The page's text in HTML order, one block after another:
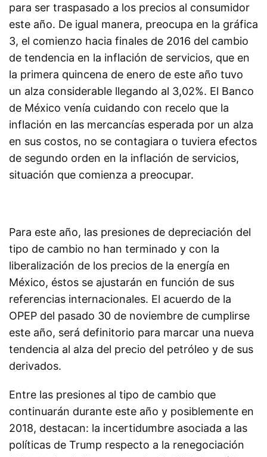
para ser traspasado a los precios al consumidor
este año. De igual manera, preocupa en la gráfica
3, el comienzo hacia finales de 2016 del cambio
de tendencia en la inflación de servicios, que en
la primera quincena de enero de este año tuvo
un alza considerable llegando al 3,02%. El Banco
de México venía cuidando con recelo que la
inflación en las mercancías esperada por un alza
en sus costos, no se contagiara o tuviera efectos
de segundo orden en la inflación de servicios,
situación que comienza a preocupar.
Para este año, las presiones de depreciación del
tipo de cambio no han terminado y con la
liberalización de los precios de la energía en
México, éstos se ajustarán en función de sus
referencias internacionales. El acuerdo de la
OPEP del pasado 30 de noviembre de cumplirse
este año, será definitorio para marcar una nueva
tendencia al alza del precio del petróleo y de sus
derivados.
Entre las presiones al tipo de cambio que
continuarán durante este año y posiblemente en
2018, destacan: la incertidumbre asociada a las
políticas de Trump respecto a la renegociación